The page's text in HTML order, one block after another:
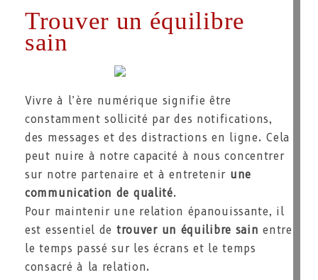
Trouver un équilibre
sain
Vivre à l’ère numérique signifie être
constamment sollicité par des notifications,
des messages et des distractions en ligne. Cela
peut nuire à notre capacité à nous concentrer
sur notre partenaire et à entretenir une
communication de qualité.
Pour maintenir une relation épanouissante, il
est essentiel de trouver un équilibre sain entre
le temps passé sur les écrans et le temps
consacré à la relation.